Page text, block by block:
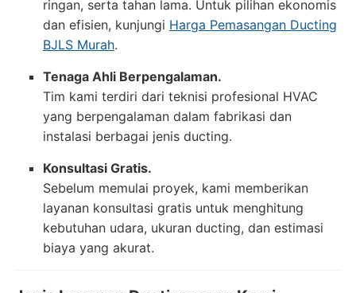
ringan, serta tahan lama. Untuk pilihan ekonomis
dan efisien, kunjungi Harga Pemasangan Ducting
BJLS Murah.
Tenaga Ahli Berpengalaman.
Tim kami terdiri dari teknisi profesional HVAC
yang berpengalaman dalam fabrikasi dan
instalasi berbagai jenis ducting.
Konsultasi Gratis.
Sebelum memulai proyek, kami memberikan
layanan konsultasi gratis untuk menghitung
kebutuhan udara, ukuran ducting, dan estimasi
biaya yang akurat.